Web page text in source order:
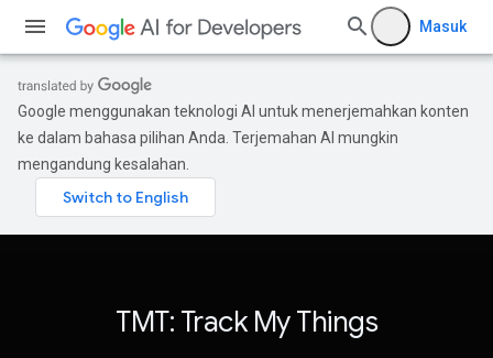
Masuk
Google menggunakan teknologi AI untuk menerjemahkan konten
ke dalam bahasa pilihan Anda. Terjemahan AI mungkin
mengandung kesalahan.
TMT: Track My Things